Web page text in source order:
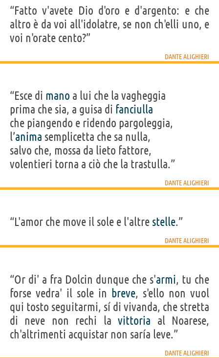
“Fatto v'avete Dio d'oro e d'argento: e che
altro è da voi all'idolatre, se non ch'elli uno, e
voi n'orate cento?”
DANTE ALIGHIERI
“Esce di mano a lui che la vagheggia
prima che sia, a guisa di fanciulla
che piangendo e ridendo pargoleggia,
l’anima semplicetta che sa nulla,
salvo che, mossa da lieto fattore,
volentieri torna a ciò che la trastulla.”
DANTE ALIGHIERI
“L'amor che move il sole e l'altre stelle.”
DANTE ALIGHIERI
“Or di' a fra Dolcin dunque che s'armi, tu che
forse vedra' il sole in breve, s'ello non vuol
qui tosto seguitarmi, sí di vivanda, che stretta
di neve non rechi lavittoria al Noarese,
ch'altrimenti acquistar non saría leve.”
DANTE ALIGHIERI